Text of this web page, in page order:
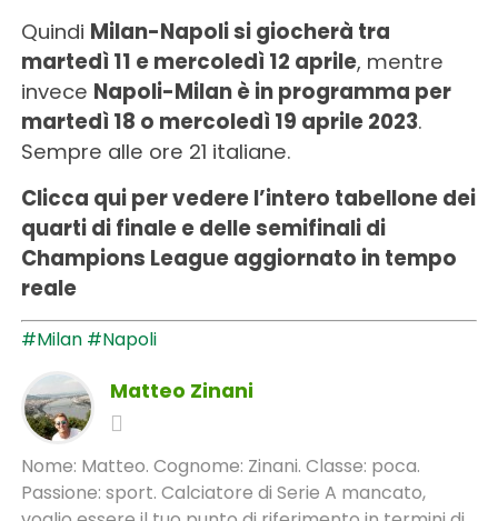
Quindi Milan-Napoli si giocherà tra
martedì 11 e mercoledì 12 aprile, mentre
invece Napoli-Milan è in programma per
martedì 18 o mercoledì 19 aprile 2023.
Sempre alle ore 21 italiane.
Clicca qui per vedere l’intero tabellone dei
quarti di finale e delle semifinali di
Champions League aggiornato in tempo
reale
#Milan #Napoli
Matteo Zinani
Nome: Matteo. Cognome: Zinani. Classe: poca.
Passione: sport. Calciatore di Serie A mancato,